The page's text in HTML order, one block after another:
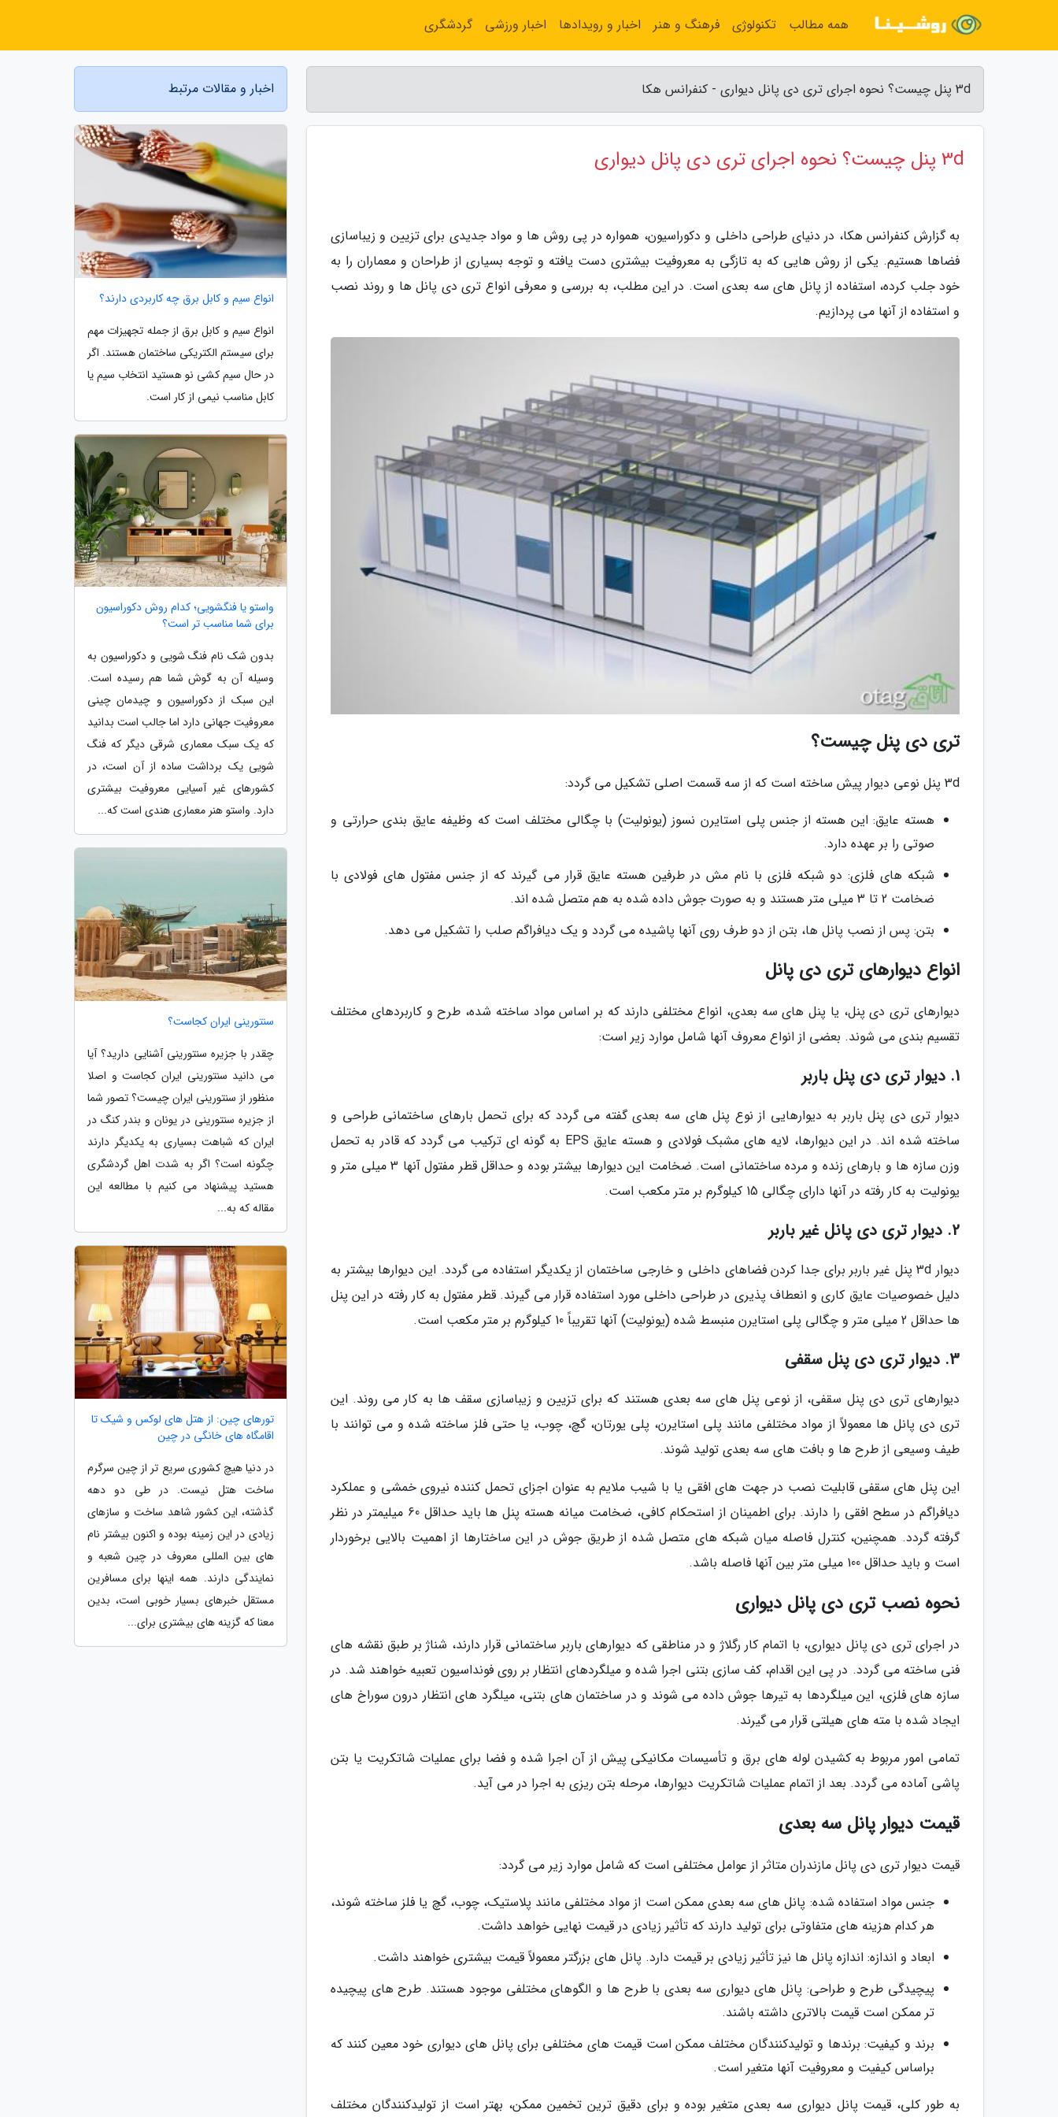
3d پنل چیست؟ نحوه اجرای تری دی پانل دیواری - کنفرانس هکا
3d پنل چیست؟ نحوه اجرای تری دی پانل دیواری
به گزارش کنفرانس هکا، در دنیای طراحی داخلی و دکوراسیون، همواره در پی روش ها و مواد جدیدی برای تزیین و زیباسازی
فضاها هستیم. یکی از روش هایی که به تازگی به معروفیت بیشتری دست یافته و توجه بسیاری از طراحان و معماران را به
خود جلب کرده، استفاده از پانل های سه بعدی است. در این مطلب، به بررسی و معرفی انواع تری دی پانل ها و روند نصب
و استفاده از آنها می پردازیم.
تری دی پنل چیست؟
3d پنل نوعی دیوار پیش ساخته است که از سه قسمت اصلی تشکیل می گردد:
هسته عایق: این هسته از جنس پلی استایرن نسوز (یونولیت) با چگالی مختلف است که وظیفه عایق بندی حرارتی و
صوتی را بر عهده دارد.
شبکه های فلزی: دو شبکه فلزی با نام مش در طرفین هسته عایق قرار می گیرند که از جنس مفتول های فولادی با
ضخامت 2 تا 3 میلی متر هستند و به صورت جوش داده شده به هم متصل شده اند.
بتن: پس از نصب پانل ها، بتن از دو طرف روی آنها پاشیده می گردد و یک دیافراگم صلب را تشکیل می دهد.
انواع دیوارهای تری دی پانل
دیوارهای تری دی پنل، یا پنل های سه بعدی، انواع مختلفی دارند که بر اساس مواد ساخته شده، طرح و کاربردهای مختلف
تقسیم بندی می شوند. بعضی از انواع معروف آنها شامل موارد زیر است:
1. دیوار تری دی پنل باربر
دیوار تری دی پنل باربر به دیوارهایی از نوع پنل های سه بعدی گفته می گردد که برای تحمل بارهای ساختمانی طراحی و
ساخته شده اند. در این دیوارها، لایه های مشبک فولادی و هسته عایق EPS به گونه ای ترکیب می گردد که قادر به تحمل
وزن سازه ها و بارهای زنده و مرده ساختمانی است. ضخامت این دیوارها بیشتر بوده و حداقل قطر مفتول آنها 3 میلی متر و
یونولیت به کار رفته در آنها دارای چگالی 15 کیلوگرم بر متر مکعب است.
2. دیوار تری دی پانل غیر باربر
دیوار 3d پنل غیر باربر برای جدا کردن فضاهای داخلی و خارجی ساختمان از یکدیگر استفاده می گردد. این دیوارها بیشتر به
دلیل خصوصیات عایق کاری و انعطاف پذیری در طراحی داخلی مورد استفاده قرار می گیرند. قطر مفتول به کار رفته در این پنل
ها حداقل 2 میلی متر و چگالی پلی استایرن منبسط شده (یونولیت) آنها تقریباً 10 کیلوگرم بر متر مکعب است.
3. دیوار تری دی پنل سقفی
دیوارهای تری دی پنل سقفی، از نوعی پنل های سه بعدی هستند که برای تزیین و زیباسازی سقف ها به کار می روند. این
تری دی پانل ها معمولاً از مواد مختلفی مانند پلی استایرن، پلی یورتان، گچ، چوب، یا حتی فلز ساخته شده و می توانند با
طیف وسیعی از طرح ها و بافت های سه بعدی تولید شوند.
این پنل های سقفی قابلیت نصب در جهت های افقی یا با شیب ملایم به عنوان اجزای تحمل کننده نیروی خمشی و عملکرد
دیافراگم در سطح افقی را دارند. برای اطمینان از استحکام کافی، ضخامت میانه هسته پنل ها باید حداقل 60 میلیمتر در نظر
گرفته گردد. همچنین، کنترل فاصله میان شبکه های متصل شده از طریق جوش در این ساختارها از اهمیت بالایی برخوردار
است و باید حداقل 100 میلی متر بین آنها فاصله باشد.
نحوه نصب تری دی پانل دیواری
در اجرای تری دی پانل دیواری، با اتمام کار رگلاژ و در مناطقی که دیوارهای باربر ساختمانی قرار دارند، شناژ بر طبق نقشه های
فنی ساخته می گردد. در پی این اقدام، کف سازی بتنی اجرا شده و میلگردهای انتظار بر روی فونداسیون تعبیه خواهند شد. در
سازه های فلزی، این میلگردها به تیرها جوش داده می شوند و در ساختمان های بتنی، میلگرد های انتظار درون سوراخ های
ایجاد شده با مته های هیلتی قرار می گیرند.
تمامی امور مربوط به کشیدن لوله های برق و تأسیسات مکانیکی پیش از آن اجرا شده و فضا برای عملیات شاتکریت یا بتن
پاشی آماده می گردد. بعد از اتمام عملیات شاتکریت دیوارها، مرحله بتن ریزی به اجرا در می آید.
قیمت دیوار پانل سه بعدی
قیمت دیوار تری دی پانل مازندران متاثر از عوامل مختلفی است که شامل موارد زیر می گردد:
جنس مواد استفاده شده: پانل های سه بعدی ممکن است از مواد مختلفی مانند پلاستیک، چوب، گچ یا فلز ساخته شوند،
هر کدام هزینه های متفاوتی برای تولید دارند که تأثیر زیادی در قیمت نهایی خواهد داشت.
ابعاد و اندازه: اندازه پانل ها نیز تأثیر زیادی بر قیمت دارد. پانل های بزرگتر معمولاً قیمت بیشتری خواهند داشت.
پیچیدگی طرح و طراحی: پانل های دیواری سه بعدی با طرح ها و الگوهای مختلفی موجود هستند. طرح های پیچیده
تر ممکن است قیمت بالاتری داشته باشند.
برند و کیفیت: برندها و تولیدکنندگان مختلف ممکن است قیمت های مختلفی برای پانل های دیواری خود معین کنند که
براساس کیفیت و معروفیت آنها متغیر است.
به طور کلی، قیمت پانل دیواری سه بعدی متغیر بوده و برای دقیق ترین تخمین ممکن، بهتر است از تولیدکنندگان مختلف
اخبار و مقالات مرتبط
انواع سیم و کابل برق چه کاربردی دارند؟
انواع سیم و کابل برق از جمله تجهیزات مهم
برای سیستم الکتریکی ساختمان هستند. اگر
در حال سیم کشی نو هستید انتخاب سیم یا
کابل مناسب نیمی از کار است.
واستو یا فنگشویی؛ کدام روش دکوراسیون
برای شما مناسب تر است؟
بدون شک نام فنگ شویی و دکوراسیون به
وسیله آن به گوش شما هم رسیده است.
این سبک از دکوراسیون و چیدمان چینی
معروفیت جهانی دارد اما جالب است بدانید
که یک سبک معماری شرقی دیگر که فنگ
شویی یک برداشت ساده از آن است، در
کشورهای غیر آسیایی معروفیت بیشتری
دارد. واستو هنر معماری هندی است که...
سنتورینی ایران کجاست؟
چقدر با جزیره سنتورینی آشنایی دارید؟ آیا
می دانید سنتورینی ایران کجاست و اصلا
منظور از سنتورینی ایران چیست؟ تصور شما
از جزیره سنتورینی در یونان و بندر کنگ در
ایران که شباهت بسیاری به یکدیگر دارند
چگونه است؟ اگر به شدت اهل گردشگری
هستید پیشنهاد می کنیم با مطالعه این
مقاله که به...
تورهای چین: از هتل های لوکس و شیک تا
اقامگاه های خانگی در چین
در دنیا هیچ کشوری سریع تر از چین سرگرم
ساخت هتل نیست. در طی دو دهه
گذشته، این کشور شاهد ساخت و سازهای
زیادی در این زمینه بوده و اکنون بیشتر نام
های بین المللی معروف در چین شعبه و
نمایندگی دارند. همه اینها برای مسافرین
مستقل خبرهای بسیار خوبی است، بدین
معنا که گزینه های بیشتری برای...
همه مطالب تکنولوژی فرهنگ و هنر اخبار و رویدادها اخبار ورزشی گردشگری